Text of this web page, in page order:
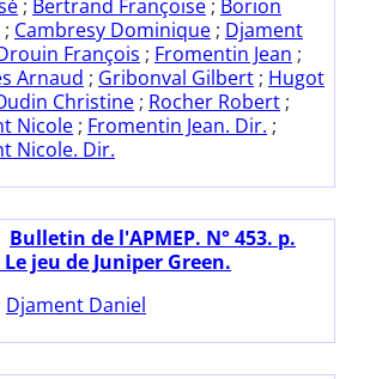
; Bertrand Françoise ; Borion
; Cambresy Dominique ; Djament
François ; Fromentin Jean ;
Arnaud ; Gribonval Gilbert ; Hugot
Christine ; Rocher Robert ;
Nicole ; Fromentin Jean. Dir. ;
Nicole. Dir.
Bulletin de l'APMEP. N° 453. p.
Le jeu de Juniper Green.
Djament Daniel